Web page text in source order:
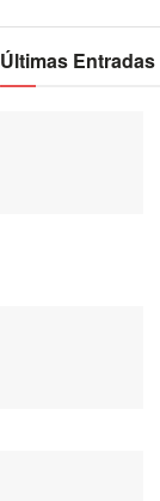
Últimas Entradas